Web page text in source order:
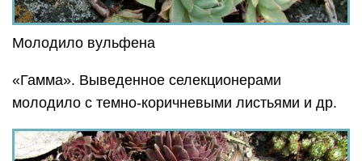
Молодило вульфена
«Гамма». Выведенное селекционерами
молодило с темно-коричневыми листьями и др.